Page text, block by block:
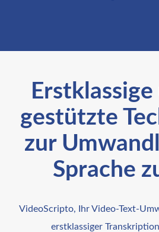
gestützte
zur
Sprache
VideoScripto, Ihr Video-Text-
erstklassiger